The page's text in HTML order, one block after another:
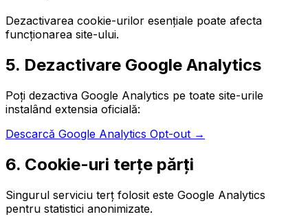
Dezactivarea cookie-urilor esențiale poate afecta
funcționarea site-ului.
5. Dezactivare Google Analytics
Poți dezactiva Google Analytics pe toate site-urile
instalând extensia oficială:
Descarcă Google Analytics Opt-out →
6. Cookie-uri terțe părți
Singurul serviciu terț folosit este Google Analytics
pentru statistici anonimizate.